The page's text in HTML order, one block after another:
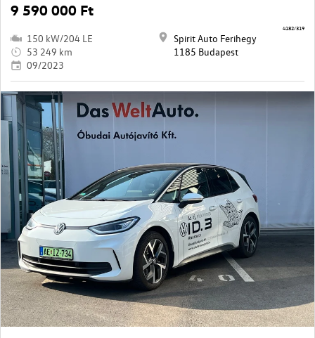
9 590 000 Ft
150 kW/204 LE
53 249 km
09/2023
Spirit Auto Ferihegy
1185 Budapest
4182/319